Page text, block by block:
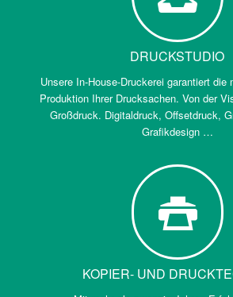
DRUCKSTUDIO
Unsere In-House-Druckerei garantiert die
Produktion Ihrer Drucksachen. Von der
Großdruck. Digitaldruck, Offsetdruck,
Grafikdesign …
KOPIER- UND